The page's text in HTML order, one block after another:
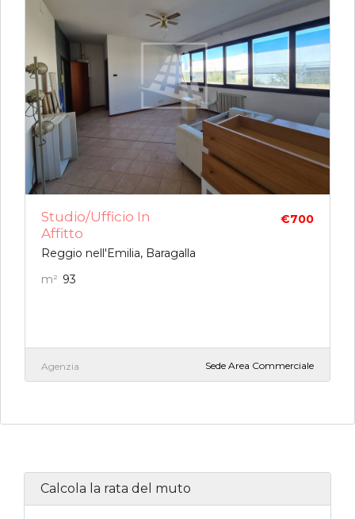
Studio/ufficio In
Affitto
Reggio nell'Emilia, Baragalla
€700
m² 93
Agenzia Sede Area Commerciale
Calcola la rata del muto